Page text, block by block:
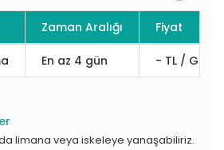
Zaman Aralığı Fiyat
En az 4 gün - TL / Gün
limana veya iskeleye yanaşabiliriz.